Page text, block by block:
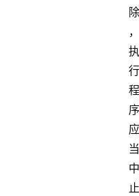
除
，
执
行
程
序
应
当
中
止